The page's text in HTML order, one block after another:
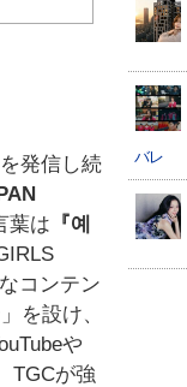
発信し続
葉は 『예
コンテン
を設け、
や
TGCが強
バレ